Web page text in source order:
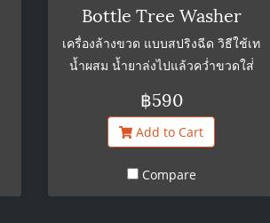
Bottle Tree Washer
เครื่องล้างขวด แบบสปริงฉีด วิธีใช้เท
น้ำผสม น้ำยาล่งไปแล้วคว่ำขวดใส่่
฿590
Add to Cart
Compare